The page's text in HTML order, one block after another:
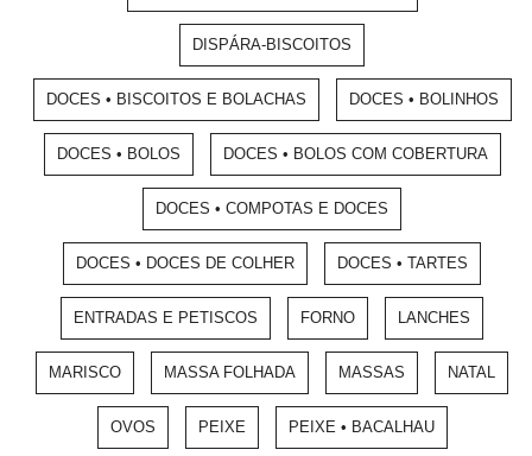
DISPÁRA-BISCOITOS
DOCES • BISCOITOS E BOLACHAS DOCES • BOLINHOS
DOCES • BOLOS DOCES • BOLOS COM COBERTURA
DOCES • COMPOTAS E DOCES
DOCES • DOCES DE COLHER DOCES • TARTES
ENTRADAS E PETISCOS FORNO LANCHES
MARISCO MASSA FOLHADA MASSAS NATAL
OVOS PEIXE PEIXE • BACALHAU